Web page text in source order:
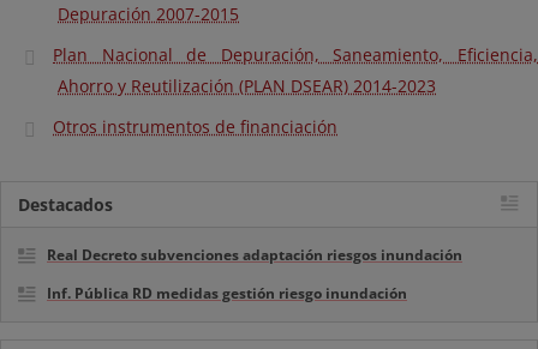
Depuración 2007-2015
Plan Nacional de Depuración, Saneamiento, Eficiencia,
Ahorro y Reutilización (PLAN DSEAR) 2014-2023
Otros instrumentos de financiación
Destacados
Real Decreto subvenciones adaptación riesgos inundación
Inf. Pública RD medidas gestión riesgo inundación